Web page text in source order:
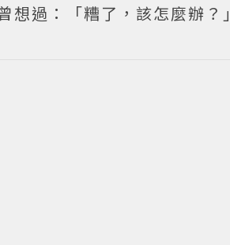
過：「糟了，該怎麼辦？」